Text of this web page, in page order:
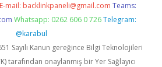
E-mail: backlinkpaneli@gmail.com Teams:
Whatsapp: 0262 606 0 726 Telegram:
@karabul
Sayılı Kanun gereğince Bilgi Teknolojileri
tarafından onaylanmış bir Yer Sağlayıcı